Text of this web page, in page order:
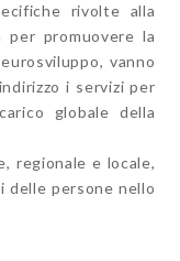
rivolte alla
promuovere la
vanno
i servizi per
globale della
regionale e locale,
delle persone nello